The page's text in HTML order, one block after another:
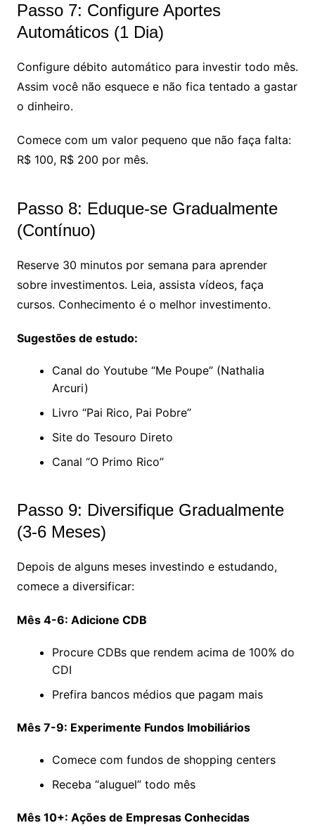
Passo 7: Configure Aportes
Automáticos (1 Dia)
Configure débito automático para investir todo mês.
Assim você não esquece e não fica tentado a gastar
o dinheiro.
Comece com um valor pequeno que não faça falta:
R$ 100, R$ 200 por mês.
Passo 8: Eduque-se Gradualmente
(Contínuo)
Reserve 30 minutos por semana para aprender
sobre investimentos. Leia, assista vídeos, faça
cursos. Conhecimento é o melhor investimento.
Sugestões de estudo:
Canal do Youtube “Me Poupe” (Nathalia
Arcuri)
Livro “Pai Rico, Pai Pobre”
Site do Tesouro Direto
Canal “O Primo Rico”
Passo 9: Diversifique Gradualmente
(3-6 Meses)
Depois de alguns meses investindo e estudando,
comece a diversificar:
Mês 4-6: Adicione CDB
Procure CDBs que rendem acima de 100% do
CDI
Prefira bancos médios que pagam mais
Mês 7-9: Experimente Fundos Imobiliários
Comece com fundos de shopping centers
Receba “aluguel” todo mês
Mês 10+: Ações de Empresas Conhecidas